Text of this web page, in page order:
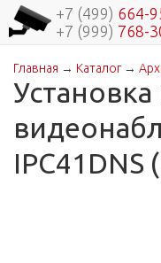
+7 (499) 664-
+7 (999) 768-
Вы здесь
Главная → Каталог→
IPC41DNS